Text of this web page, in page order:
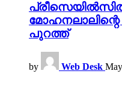
പ്രീസെയിൽസിൽ
പുറത്ത്
by Web Desk